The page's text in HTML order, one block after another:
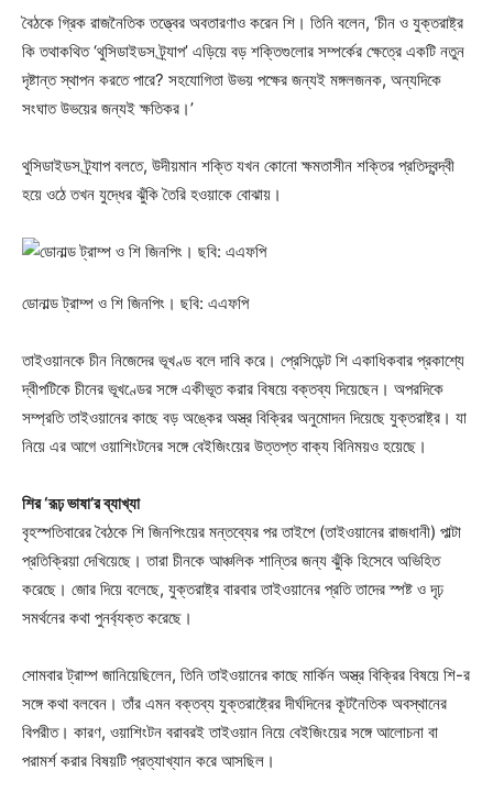
বৈঠকে গ্রিক রাজনৈতিক তত্ত্বের অবতারণাও করেন শি। তিনি বলেন, ‘চীন ও যুক্তরাষ্ট্র
কি তথাকথিত ‘থুসিডাইডস ট্র্যাপ’ এড়িয়ে বড় শক্তিগুলোর সম্পর্কের ক্ষেত্রে একটি নতুন
দৃষ্টান্ত স্থাপন করতে পারে? সহযোগিতা উভয় পক্ষের জন্যই মঙ্গলজনক, অন্যদিকে
সংঘাত উভয়ের জন্যই ক্ষতিকর।’
থুসিডাইডস ট্র্যাপ বলতে, উদীয়মান শক্তি যখন কোনো ক্ষমতাসীন শক্তির প্রতিদ্বন্দ্বী
হয়ে ওঠে তখন যুদ্ধের ঝুঁকি তৈরি হওয়াকে বোঝায়।
ডোনাল্ড ট্রাম্প ও শি জিনপিং। ছবি: এএফপি
তাইওয়ানকে চীন নিজেদের ভূখণ্ড বলে দাবি করে। প্রেসিডেন্ট শি একাধিকবার প্রকাশ্যে
দ্বীপটিকে চীনের ভূখণ্ডের সঙ্গে একীভূত করার বিষয়ে বক্তব্য দিয়েছেন। অপরদিকে
সম্প্রতি তাইওয়ানের কাছে বড় অঙ্কের অস্ত্র বিক্রির অনুমোদন দিয়েছে যুক্তরাষ্ট্র। যা
নিয়ে এর আগে ওয়াশিংটনের সঙ্গে বেইজিংয়ের উত্তপ্ত বাক্য বিনিময়ও হয়েছে।
শির ‘রূঢ় ভাষা’র ব্যাখ্যা
বৃহস্পতিবারের বৈঠকে শি জিনপিংয়ের মন্তব্যের পর তাইপে (তাইওয়ানের রাজধানী) পাল্টা
প্রতিক্রিয়া দেখিয়েছে। তারা চীনকে আঞ্চলিক শান্তির জন্য ঝুঁকি হিসেবে অভিহিত
করেছে। জোর দিয়ে বলেছে, যুক্তরাষ্ট্র বারবার তাইওয়ানের প্রতি তাদের স্পষ্ট ও দৃঢ়
সমর্থনের কথা পুনর্ব্যক্ত করেছে।
সোমবার ট্রাম্প জানিয়েছিলেন, তিনি তাইওয়ানের কাছে মার্কিন অস্ত্র বিক্রির বিষয়ে শি-র
সঙ্গে কথা বলবেন। তাঁর এমন বক্তব্য যুক্তরাষ্ট্রের দীর্ঘদিনের কূটনৈতিক অবস্থানের
বিপরীত। কারণ, ওয়াশিংটন বরাবরই তাইওয়ান নিয়ে বেইজিংয়ের সঙ্গে আলোচনা বা
পরামর্শ করার বিষয়টি প্রত্যাখ্যান করে আসছিল।